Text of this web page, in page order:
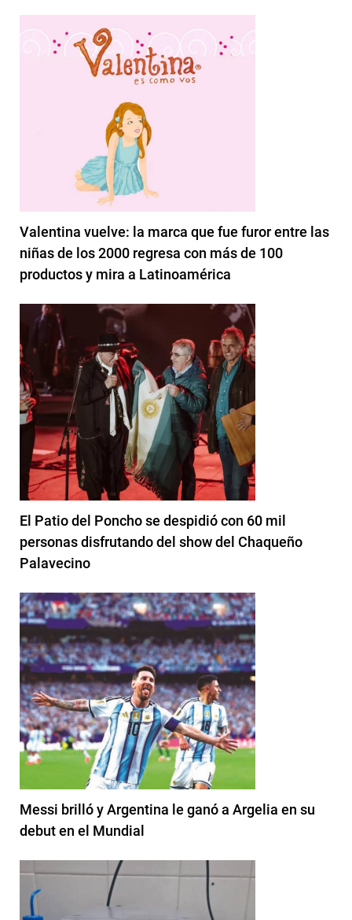
Valentina vuelve: la marca que fue furor entre las
niñas de los 2000 regresa con más de 100
productos y mira a Latinoamérica
El Patio del Poncho se despidió con 60 mil
personas disfrutando del show del Chaqueño
Palavecino
Messi brilló y Argentina le ganó a Argelia en su
debut en el Mundial